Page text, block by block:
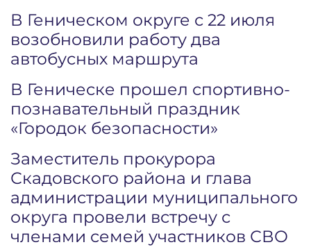
В Геническом округе с 22 июля
возобновили работу два
автобусных маршрута
В Геническе прошел спортивно-
познавательный праздник
«Городок безопасности»
Заместитель прокурора
Скадовского района и глава
администрации муниципального
округа провели встречу с
членами семей участников СВО